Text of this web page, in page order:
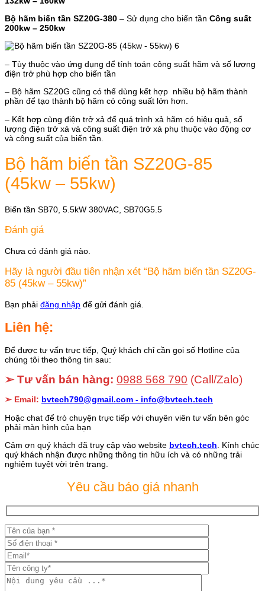
Bộ hãm biến tần SZ20G-380 – Sử dụng cho biến tần Công suất
200kw – 250kw
– Tùy thuộc vào ứng dụng để tính toán công suất hãm và số lượng
điện trở phù hợp cho biến tần
– Bộ hãm SZ20G cũng có thể dùng kết hợp nhiều bộ hãm thành
phần để tạo thành bộ hãm có công suất lớn hơn.
– Kết hợp cùng điện trở xả để quá trình xả hãm có hiệu quả, số
lượng điện trở xả và công suất điện trở xả phụ thuộc vào động cơ
và công suất của biến tần.
Bộ hãm biến tần SZ20G-85
(45kw – 55kw)
Biến tần SB70, 5.5kW 380VAC, SB70G5.5
Đánh giá
Chưa có đánh giá nào.
Hãy là người đầu tiên nhận xét “Bộ hãm biến tần SZ20G-
85 (45kw – 55kw)”
Bạn phải đăng nhập để gửi đánh giá.
Liên hệ:
Để được tư vấn trực tiếp, Quý khách chỉ cần gọi số Hotline của
chúng tôi theo thông tin sau:
➢ Tư vấn bán hàng: 0988 568 790 (Call/Zalo)
➢ Email: bvtech790@gmail.com - info@bvtech.tech
Hoặc chat để trò chuyện trực tiếp với chuyên viên tư vấn bên góc
phải màn hình của bạn
Cảm ơn quý khách đã truy cập vào website bvtech.tech . Kính chúc
quý khách nhận được những thông tin hữu ích và có những trải
nghiệm tuyệt vời trên trang.
Yêu cầu báo giá nhanh